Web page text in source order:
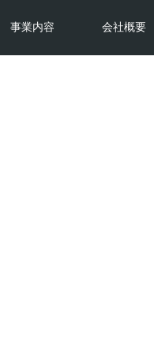
事業内容 会社概要